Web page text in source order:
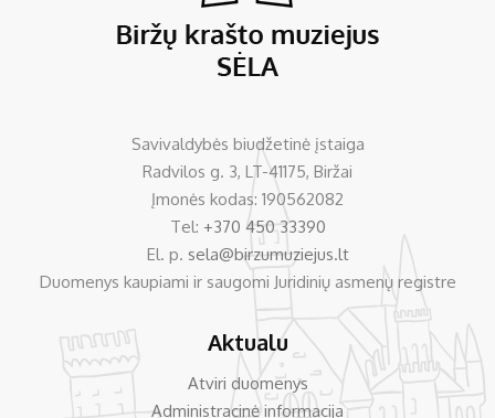
Savivaldybės biudžetinė įstaiga
Radvilos g. 3, LT-41175, Biržai
Įmonės kodas: 190562082
Tel: +370 450 33390
El. p. sela@birzumuziejus.lt
Duomenys kaupiami ir saugomi Juridinių asmenų registre
Aktualu
Atviri duomenys
Administracinė informacija